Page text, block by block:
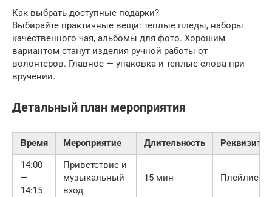
Как выбрать доступные подарки?
Выбирайте практичные вещи: теплые пледы, наборы
качественного чая, альбомы для фото. Хорошим
вариантом станут изделия ручной работы от
волонтеров. Главное — упаковка и теплые слова при
вручении.
Детальный план мероприятия
Время Мероприятие Длительность
Реквизит
14:00
—
14:15
Приветствие и
музыкальный
вход
15 мин Плейлист